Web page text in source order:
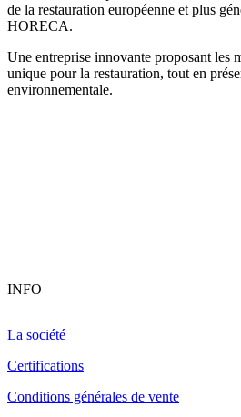
de la restauration européenne et plus
HORECA.
Une entreprise innovante proposant les
unique pour la restauration, tout en
environnementale.
INFO
La société
Certifications
Conditions générales de vente